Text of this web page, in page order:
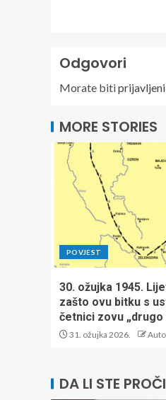
Odgovori
Morate bitiprijavljeni
MORE STORIES
POVJEST
30. ožujka 1945.
zašto ovu bitku s
četnici zovu „drugo
31. ožujka 2026.
DA LI STE